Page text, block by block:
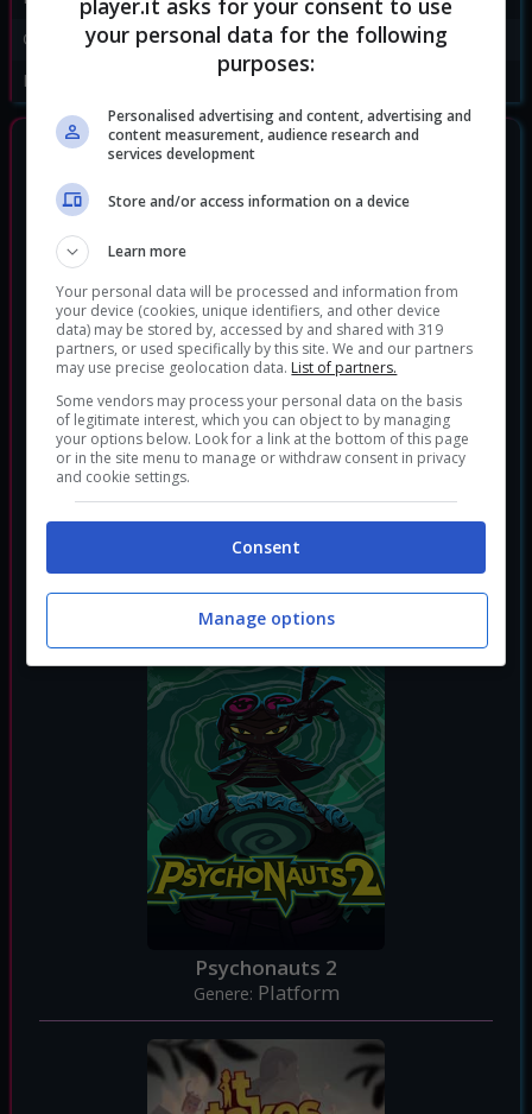
Genere:
Platform
Data di rilascio:
GIOCHI SIMILI
Super Mario Odyssey
Genere:Platform
Psychonauts 2
Genere: Platform
your personal data for the following
purposes:
Personalised advertising and content, advertising and
content measurement, audience research and
services development
Store and/or access information on a device
Learn more
Your personal data will be processed and information from
your device (cookies, unique identifiers, and other device
data) may be stored by, accessed by and shared with 319
partners, or used specifically by this site. We and our partners
may use precise geolocation data. List of partners.
Some vendors may process your personal data on the basis
of legitimate interest, which you can object to by managing
your options below. Look for a link at the bottom of this page
or in the site menu to manage or withdraw consent in privacy
and cookie settings.
Consent
Manage options